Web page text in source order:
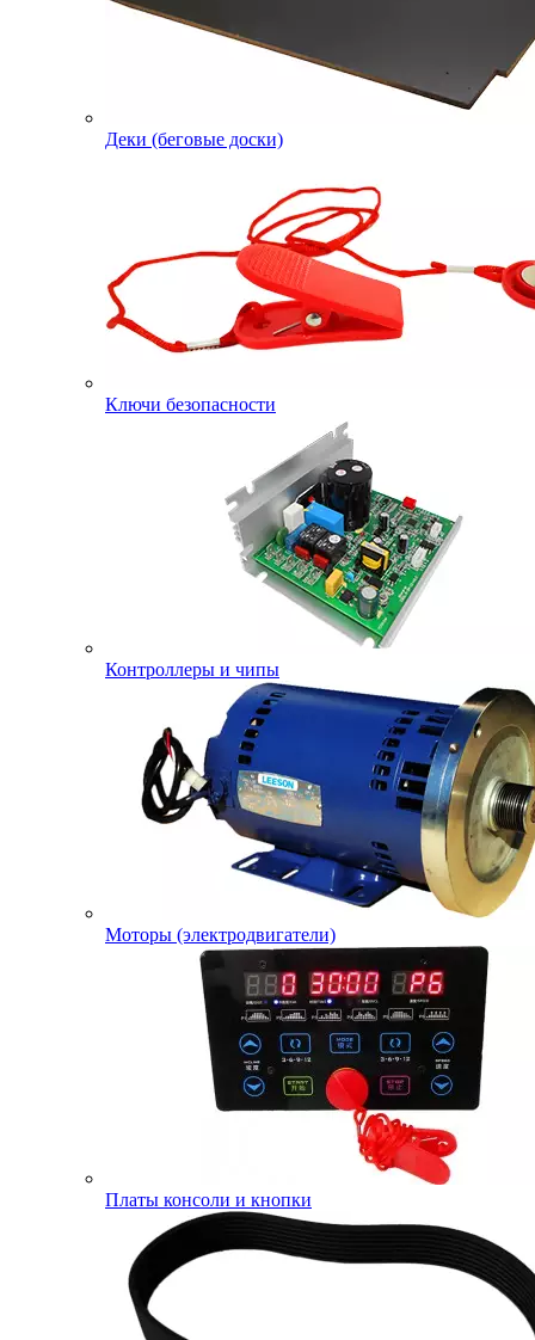
Деки (беговые доски)
Ключи безопасности
Контроллеры и чипы
Моторы (электродвигатели)
Платы консоли и кнопки